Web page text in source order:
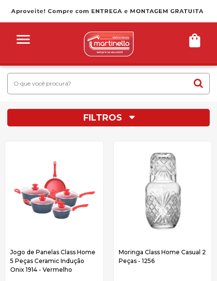
FILTROS
Jogo de Panelas Class Home
5 Peças Ceramic Indução
Onix 1914 - Vermelho
Moringa Class Home Casual 2
Peças - 1256